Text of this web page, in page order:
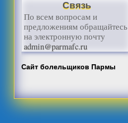
Связь
По всем вопросам и
предложениям обращайтесь
на электронную почту
admin@parmafc.ru
Сайт болельщиков Пармы